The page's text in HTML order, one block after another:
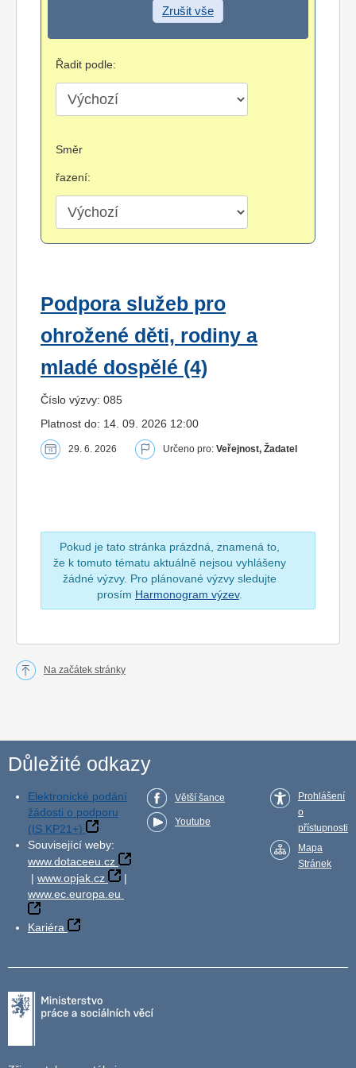
Zrušit vše
Řadit podle:
Směr
řazení:
Podpora služeb pro
ohrožené děti, rodiny a
mladé dospělé (4)
Číslo výzvy: 085
Platnost do: 14. 09. 2026 12:00
29. 6. 2026 Určeno pro: Veřejnost, Žadatel
Pokud je tato stránka prázdná, znamená to,
že k tomuto tématu aktuálně nejsou vyhlášeny
žádné výzvy. Pro plánované výzvy sledujte
prosím Harmonogram výzev.
Na začátek stránky
Důležité odkazy
Elektronické podání
žádosti o podporu
(IS KP21+)
Související weby:
www.dotaceeu.cz
| www.opjak.cz
|
www.ec.europa.eu
Kariéra
Větší šance
Youtube
Prohlášení
o
přístupnosti
Mapa
Stránek